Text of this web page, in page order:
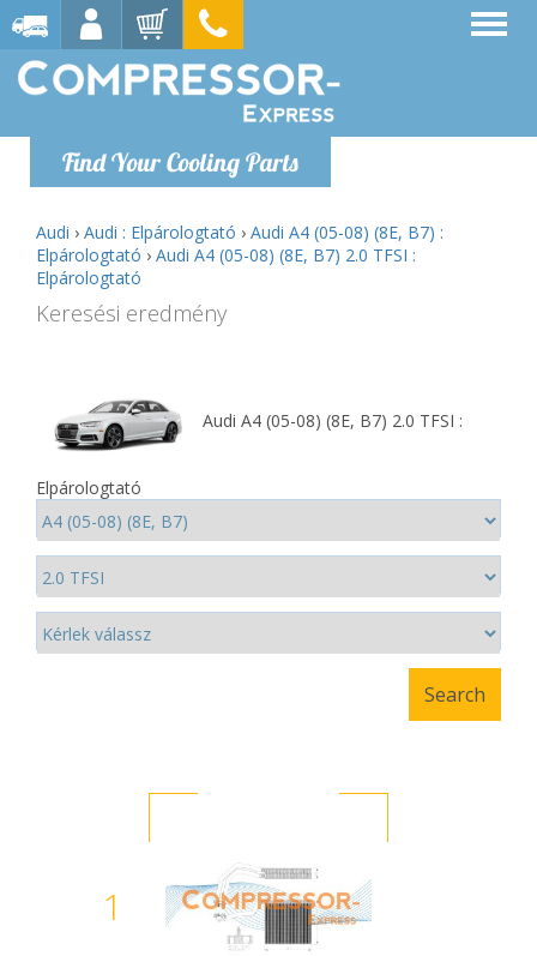
Find Your Cooling Parts
Audi › Audi : Elpárologtató › Audi A4 (05-08) (8E, B7) :
Elpárologtató › Audi A4 (05-08) (8E, B7) 2.0 TFSI :
Elpárologtató
Keresési eredmény
Audi A4 (05-08) (8E, B7) 2.0 TFSI :
Elpárologtató
1